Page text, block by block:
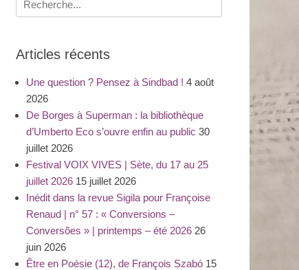
pour
Articles récents
Une question ? Pensez à Sindbad ! 4 août
2026
De Borges à Superman : la bibliothèque
d’Umberto Eco s’ouvre enfin au public 30
juillet 2026
Festival VOIX VIVES | Sète, du 17 au 25
juillet 2026 15 juillet 2026
Inédit dans la revue Sigila pour Françoise
Renaud | n° 57 : « Conversions –
Conversões » | printemps – été 2026 26
juin 2026
Être en Poésie (12), de François Szabó 15